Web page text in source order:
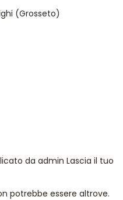
(Grosseto)
daadmin Lascia il tuo
potrebbe essere altrove.